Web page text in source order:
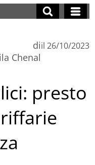
di
Chenal
il 26/10/2023
presto